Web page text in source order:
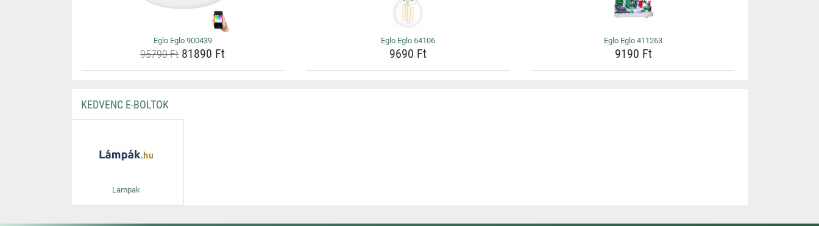
Eglo Eglo 900439
95790 Ft81890 Ft
Eglo Eglo 64106
9690 Ft
Eglo Eglo 411263
9190 Ft
KEDVENC E-BOLTOK
Lampak